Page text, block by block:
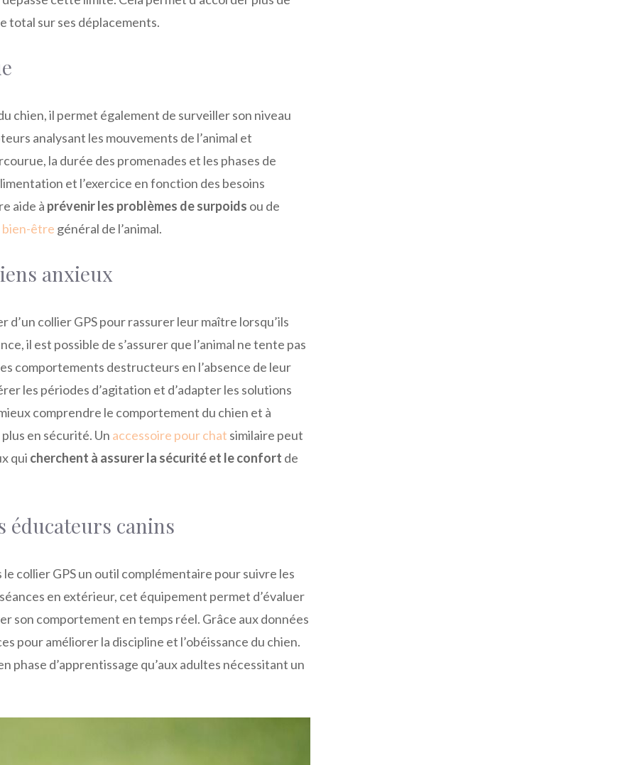
total sur ses déplacements.
chien, il permet également de surveiller son niveau
analysant les mouvements de l’animal et
la durée des promenades et les phases de
et l’exercice en fonction des besoins
aide à prévenir les problèmes de surpoids ou de
bien-être général de l’animal.
anxieux
collier GPS pour rassurer leur maître lorsqu’ils
il est possible de s’assurer que l’animal ne tente pas
comportements destructeurs en l’absence de leur
les périodes d’agitation et d’adapter les solutions
comprendre le comportement du chien et à
en sécurité. Un accessoire pour chat similaire peut
qui cherchent à assurer la sécurité et le confort de
éducateurs canins
collier GPS un outil complémentaire pour suivre les
en extérieur, cet équipement permet d’évaluer
son comportement en temps réel. Grâce aux données
pour améliorer la discipline et l’obéissance du chien.
phase d’apprentissage qu’aux adultes nécessitant un